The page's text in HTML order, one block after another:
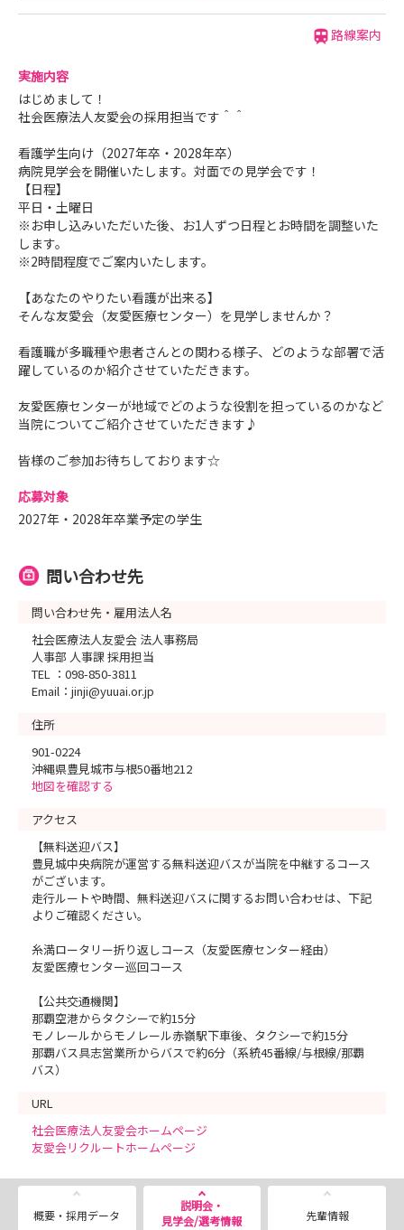
施設見学や病棟の様子、普段は入れない所もみれちゃうか
も？
お友達同士も大歓迎♫日時調整できますので、まずはお問
い合わせくださいねヽ(=´▽`=)ノ
【参加予定】
8月9日(日) マイナビ就職セミナー＠沖縄空手会館へ参加
予定です！
会場で見学・インターンシップの申込みできますので、お
【Instagramやってます！】
友愛医療センター／豊見城中央病院 両看護部の
Instagramがあります！
師さんの雰囲気を届けしています！
【LINE始めました！】
お気軽にLINEにてご連絡ください(^^)
見学について聞いてみたい、、ここを知りたい、、等々
【URL】
https://lin.ee/9mUHOvZ
【検索ID】
ーーーーーーーーーーーーー
お名前をご教示くださね(^^)
路線案内
実施内容
はじめまして！
社会医療法人友愛会の採用担当です＾＾
看護学生向け（2027年卒・2028年卒）
病院見学会を開催いたします。対面での見学会です！
【日程】
平日・土曜日
※お申し込みいただいた後、お1人ずつ日程とお時間を調整いた
します。
※2時間程度でご案内いたします。
【あなたのやりたい看護が出来る】
そんな友愛会（友愛医療センター）を見学しませんか？
看護職が多職種や患者さんとの関わる様子、どのような部署で活
躍しているのか紹介させていただきます。
友愛医療センターが地域でどのような役割を担っているのかなど
当院についてご紹介させていただきます♪
皆様のご参加お待ちしております☆
応募対象
2027年・2028年卒業予定の学生
問い合わせ先
問い合わせ先・雇用法人名
社会医療法人友愛会 法人事務局
人事部 人事課 採用担当
TEL ：098-850-3811
Email：jinji@yuuai.or.jp
住所
901-0224
沖縄県豊見城市与根50番地212
地図を確認する
アクセス
【無料送迎バス】
豊見城中央病院が運営する無料送迎バスが当院を中継するコース
がございます。
走行ルートや時間、無料送迎バスに関するお問い合わせは、下記
よりご確認ください。
糸満ロータリー折り返しコース（友愛医療センター経由）
友愛医療センター巡回コース
【公共交通機関】
那覇空港からタクシーで約15分
モノレールからモノレール赤嶺駅下車後、タクシーで約15分
那覇バス具志営業所からバスで約6分（系統45番線/与根線/那覇
バス）
URL
社会医療法人友愛会ホームページ
友愛会リクルートホームページ
概要・採用データ
説明会・
見学会/選考情報
先輩情報